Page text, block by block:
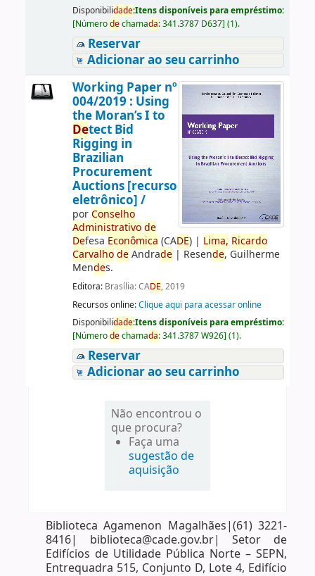
Disponibilidade:Itens disponíveis para empréstimo:
[Númerodechamada:341.3787 D637] (1).
Reservar
Adicionar ao seu carrinho
Working Paper nº
004/2019 : Using
the Moran’s I to
Detect Bid
Rigging in
Brazilian
Procurement
Auctions [recurso
eletrônico] /
porConselho
Administrativo de
Defesa Econômica (CADE)| Lima, Ricardo
Carvalho deAndrade| Resende, Guilherme
Mendes.
Editora: Brasília: CADE, 2019
Recursos online:Clique aqui para acessar online
Disponibilidade:Itens disponíveis para empréstimo:
[Númerodechamada:341.3787 W926] (1).
Reservar
Adicionar ao seu carrinho
Não encontrou o
que procura?
Faça uma
sugestão de
aquisição
Biblioteca Agamenon Magalhães|(61) 3221-
8416| biblioteca@cade.gov.br| Setor de
Edifícios de Utilidade Pública Norte – SEPN,
Entrequadra 515, Conjunto D, Lote 4, Edifício